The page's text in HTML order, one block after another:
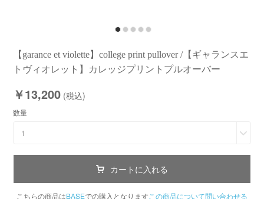
【garance et violette】college print pullover /【ギャランスエ
トヴィオレット】カレッジプリントプルオーバー
￥13,200 (税込)
数量
1
カートに入れる
こちらの商品はBASEでの購入となります この商品について問い合わせる